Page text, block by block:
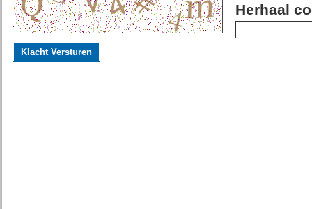
Herhaal
Klacht Versturen